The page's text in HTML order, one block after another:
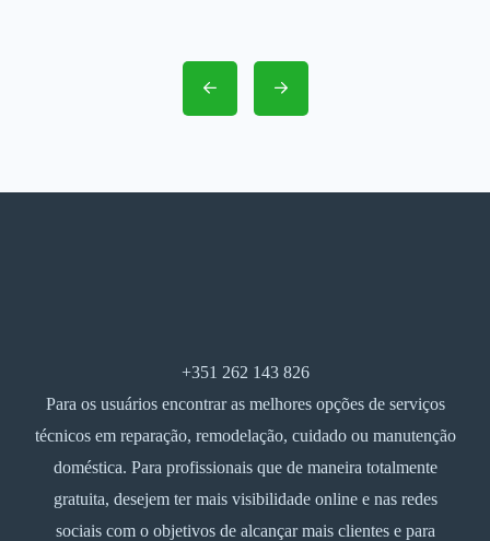
+351 262 143 826
Para os usuários encontrar as melhores opções de serviços
técnicos em reparação, remodelação, cuidado ou manutenção
doméstica. Para profissionais que de maneira totalmente
gratuita, desejem ter mais visibilidade online e nas redes
sociais com o objetivos de alcançar mais clientes e para